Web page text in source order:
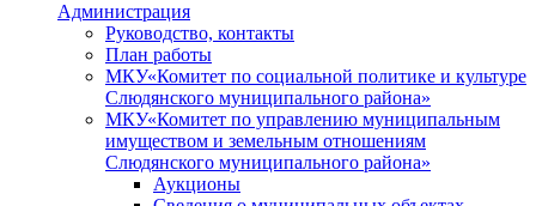
Администрация
Руководство, контакты
План работы
МКУ«Комитет по социальной политике и культуре
Слюдянского муниципального района»
МКУ«Комитет по управлению муниципальным
имуществом и земельным отношениям
Слюдянского муниципального района»
Аукционы